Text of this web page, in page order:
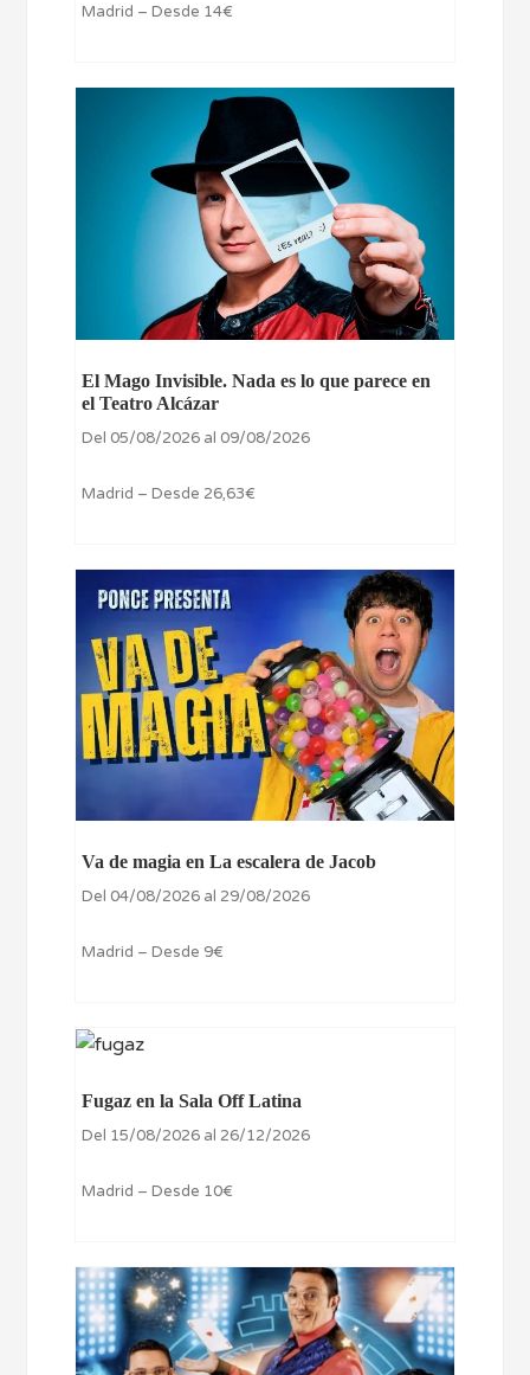
Madrid – Desde 14€
El Mago Invisible. Nada es lo que parece en
el Teatro Alcázar
Del 05/08/2026 al 09/08/2026
Madrid – Desde 26,63€
Va de magia en La escalera de Jacob
Del 04/08/2026 al 29/08/2026
Madrid – Desde 9€
Fugaz en la Sala Off Latina
Del 15/08/2026 al 26/12/2026
Madrid – Desde 10€